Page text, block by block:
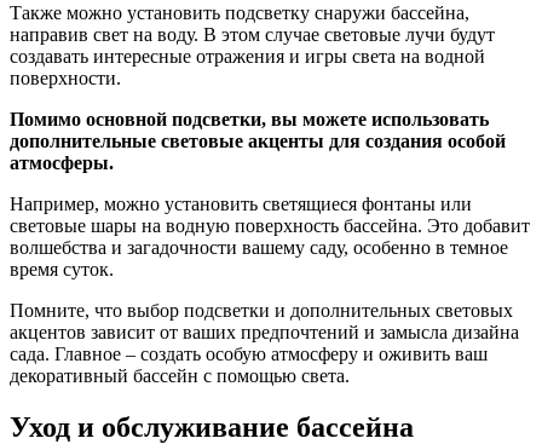
Также можно установить подсветку снаружи бассейна,
направив свет на воду. В этом случае световые лучи будут
создавать интересные отражения и игры света на водной
поверхности.
Помимо основной подсветки, вы можете использовать
дополнительные световые акценты для создания особой
атмосферы.
Например, можно установить светящиеся фонтаны или
световые шары на водную поверхность бассейна. Это добавит
волшебства и загадочности вашему саду, особенно в темное
время суток.
Помните, что выбор подсветки и дополнительных световых
акцентов зависит от ваших предпочтений и замысла дизайна
сада. Главное – создать особую атмосферу и оживить ваш
декоративный бассейн с помощью света.
Уход и обслуживание бассейна